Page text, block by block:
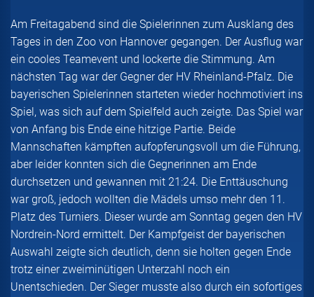
Am Freitagabend sind die Spielerinnen zum Ausklang des
Tages in den Zoo von Hannover gegangen. Der Ausflug war
ein cooles Teamevent und lockerte die Stimmung. Am
nächsten Tag war der Gegner der HV Rheinland-Pfalz. Die
bayerischen Spielerinnen starteten wieder hochmotiviert ins
Spiel, was sich auf dem Spielfeld auch zeigte. Das Spiel war
von Anfang bis Ende eine hitzige Partie. Beide
Mannschaften kämpften aufopferungsvoll um die Führung,
aber leider konnten sich die Gegnerinnen am Ende
durchsetzen und gewannen mit 21:24. Die Enttäuschung
war groß, jedoch wollten die Mädels umso mehr den 11.
Platz des Turniers. Dieser wurde am Sonntag gegen den HV
Nordrein-Nord ermittelt. Der Kampfgeist der bayerischen
Auswahl zeigte sich deutlich, denn sie holten gegen Ende
trotz einer zweiminütigen Unterzahl noch ein
Unentschieden. Der Sieger musste also durch ein sofortiges